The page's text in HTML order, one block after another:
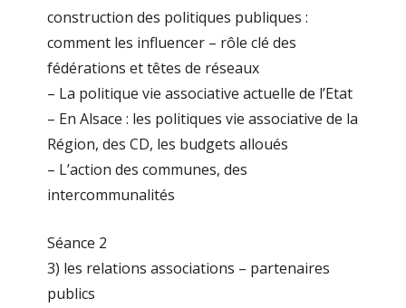
construction des politiques publiques :
comment les influencer – rôle clé des
fédérations et têtes de réseaux
– La politique vie associative actuelle de l’Etat
– En Alsace : les politiques vie associative de la
Région, des CD, les budgets alloués
– L’action des communes, des
intercommunalités
Séance 2
3) les relations associations – partenaires
publics